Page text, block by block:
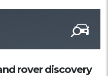
rover discovery